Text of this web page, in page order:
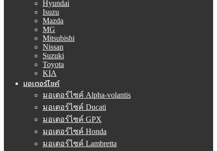
Hyundai
Isuzu
Mazda
MG
Mitsubishi
Nissan
Suzuki
Toyota
KIA
มอเตอร์ไซค์
มอเตอร์ไซค์ Alpha-volantis
มอเตอร์ไซค์ Ducati
มอเตอร์ไซค์ GPX
มอเตอร์ไซค์ Honda
มอเตอร์ไซค์ Lambretta